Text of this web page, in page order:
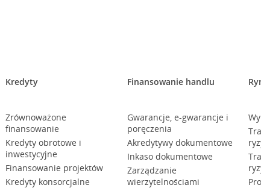
Kredyty
Zrównoważone
finansowanie
Kredyty obrotowe i
inwestycyjne
Finansowanie projektów
Kredyty konsorcjalne
Finansowanie handlu
Gwarancje, e-gwarancje i
poręczenia
Akredytywy dokumentowe
Inkaso dokumentowe
Zarządzanie
wierzytelnościami